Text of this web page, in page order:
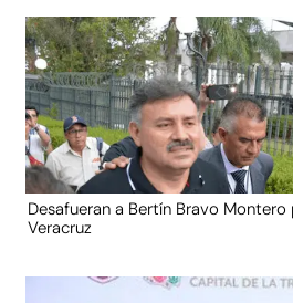
Desafueran a Bertín Bravo
Veracruz